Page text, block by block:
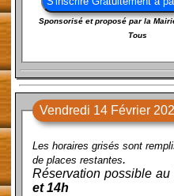
Sponsorisé et proposé par la
Tous
Vendredi 14 Février
Les horaires grisés sont
de places restantes.
Réservation possible au
et 14h